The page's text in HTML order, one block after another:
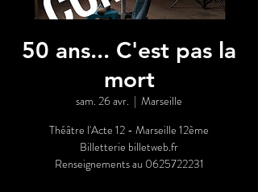
50 ans... C'est pas la
mort
sam. 26 avr.
  |
Marseille
Théâtre l'Acte 12 - Marseille 12ème
Billetterie billetweb.fr
Renseignements au 0625722231